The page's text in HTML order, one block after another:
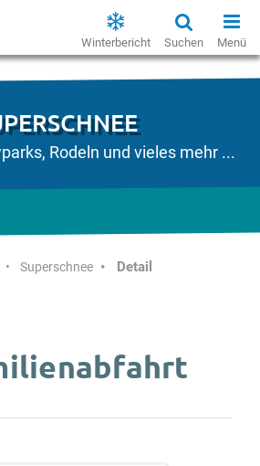
Menü
Suchen
Winterbericht
Rodeln und vieles mehr ...
Superschnee Detail